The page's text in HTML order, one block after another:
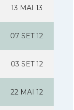
13 MAI 13
07 SET 12
03 SET 12
22 MAI 12